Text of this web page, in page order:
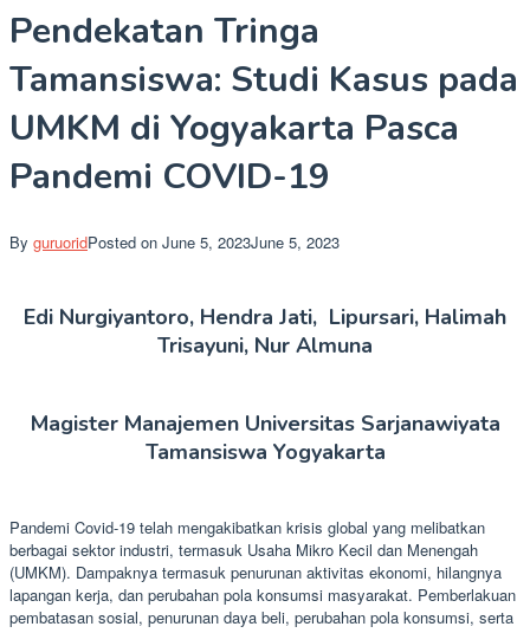
Pendekatan Tringa
Tamansiswa: Studi Kasus pada
UMKM di Yogyakarta Pasca
Pandemi COVID-19
By guruoridPosted on June 5, 2023June 5, 2023
Edi Nurgiyantoro, Hendra Jati, Lipursari, Halimah
Trisayuni, Nur Almuna
Magister Manajemen Universitas Sarjanawiyata
Tamansiswa Yogyakarta
Pandemi Covid-19 telah mengakibatkan krisis global yang melibatkan
berbagai sektor industri, termasuk Usaha Mikro Kecil dan Menengah
(UMKM). Dampaknya termasuk penurunan aktivitas ekonomi, hilangnya
lapangan kerja, dan perubahan pola konsumsi masyarakat. Pemberlakuan
pembatasan sosial, penurunan daya beli, perubahan pola konsumsi, serta